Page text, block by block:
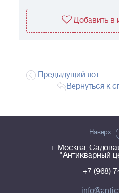
Добавить в
Предыдущий лот
Вернуться к
Наверх
г. Москва,
"Антикварный
+7 (968)